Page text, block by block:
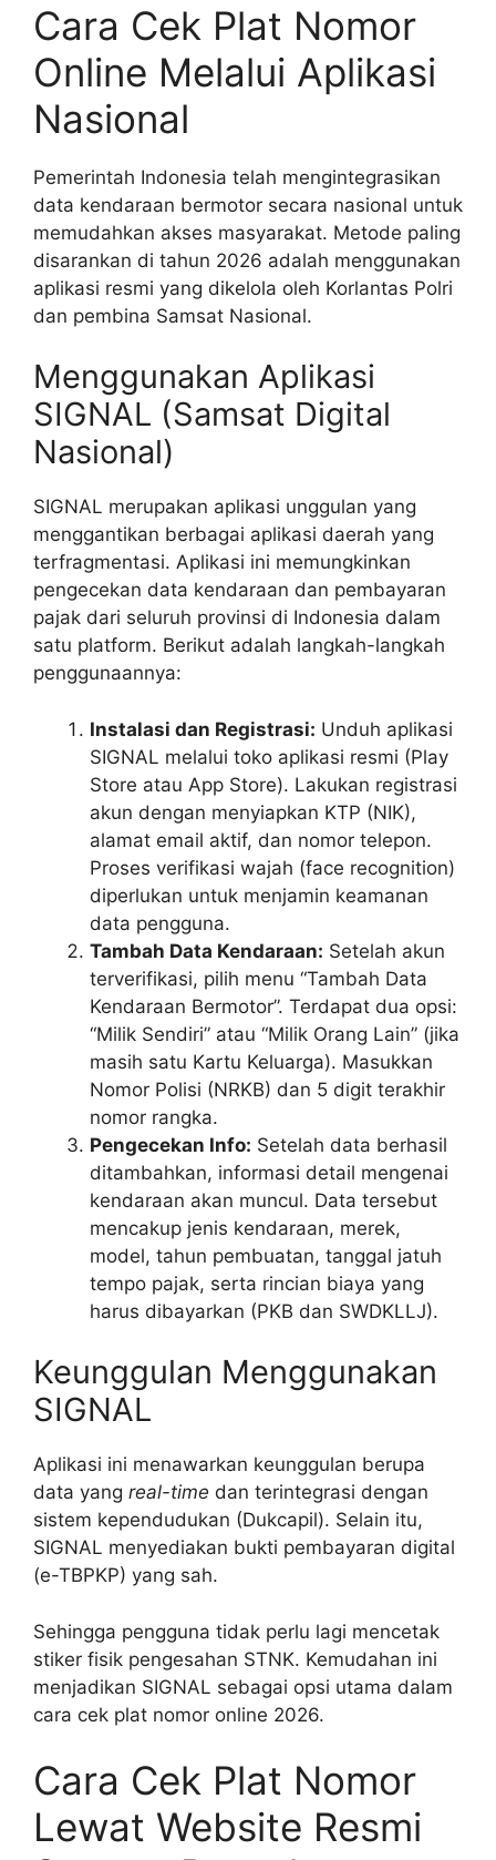
Cara Cek Plat Nomor
Online Melalui Aplikasi
Nasional
Pemerintah Indonesia telah mengintegrasikan
data kendaraan bermotor secara nasional untuk
memudahkan akses masyarakat. Metode paling
disarankan di tahun 2026 adalah menggunakan
aplikasi resmi yang dikelola oleh Korlantas Polri
dan pembina Samsat Nasional.
Menggunakan Aplikasi
SIGNAL (Samsat Digital
Nasional)
SIGNAL merupakan aplikasi unggulan yang
menggantikan berbagai aplikasi daerah yang
terfragmentasi. Aplikasi ini memungkinkan
pengecekan data kendaraan dan pembayaran
pajak dari seluruh provinsi di Indonesia dalam
satu platform. Berikut adalah langkah-langkah
penggunaannya:
Instalasi dan Registrasi: Unduh aplikasi
SIGNAL melalui toko aplikasi resmi (Play
Store atau App Store). Lakukan registrasi
akun dengan menyiapkan KTP (NIK),
alamat email aktif, dan nomor telepon.
Proses verifikasi wajah (face recognition)
diperlukan untuk menjamin keamanan
data pengguna.
Tambah Data Kendaraan: Setelah akun
terverifikasi, pilih menu “Tambah Data
Kendaraan Bermotor”. Terdapat dua opsi:
“Milik Sendiri” atau “Milik Orang Lain” (jika
masih satu Kartu Keluarga). Masukkan
Nomor Polisi (NRKB) dan 5 digit terakhir
nomor rangka.
Pengecekan Info: Setelah data berhasil
ditambahkan, informasi detail mengenai
kendaraan akan muncul. Data tersebut
mencakup jenis kendaraan, merek,
model, tahun pembuatan, tanggal jatuh
tempo pajak, serta rincian biaya yang
harus dibayarkan (PKB dan SWDKLLJ).
Keunggulan Menggunakan
SIGNAL
Aplikasi ini menawarkan keunggulan berupa
data yang real-time dan terintegrasi dengan
sistem kependudukan (Dukcapil). Selain itu,
SIGNAL menyediakan bukti pembayaran digital
(e-TBPKP) yang sah.
Sehingga pengguna tidak perlu lagi mencetak
stiker fisik pengesahan STNK. Kemudahan ini
menjadikan SIGNAL sebagai opsi utama dalam
cara cek plat nomor online 2026.
Cara Cek Plat Nomor
Lewat Website Resmi